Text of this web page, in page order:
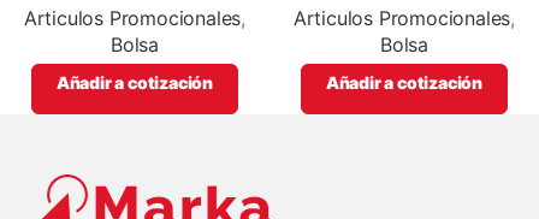
promocionales
Articulos Promocionales,
Bolsa
Añadir a cotización
color
Articulos Promocionales,
Bolsa
Añadir a cotización